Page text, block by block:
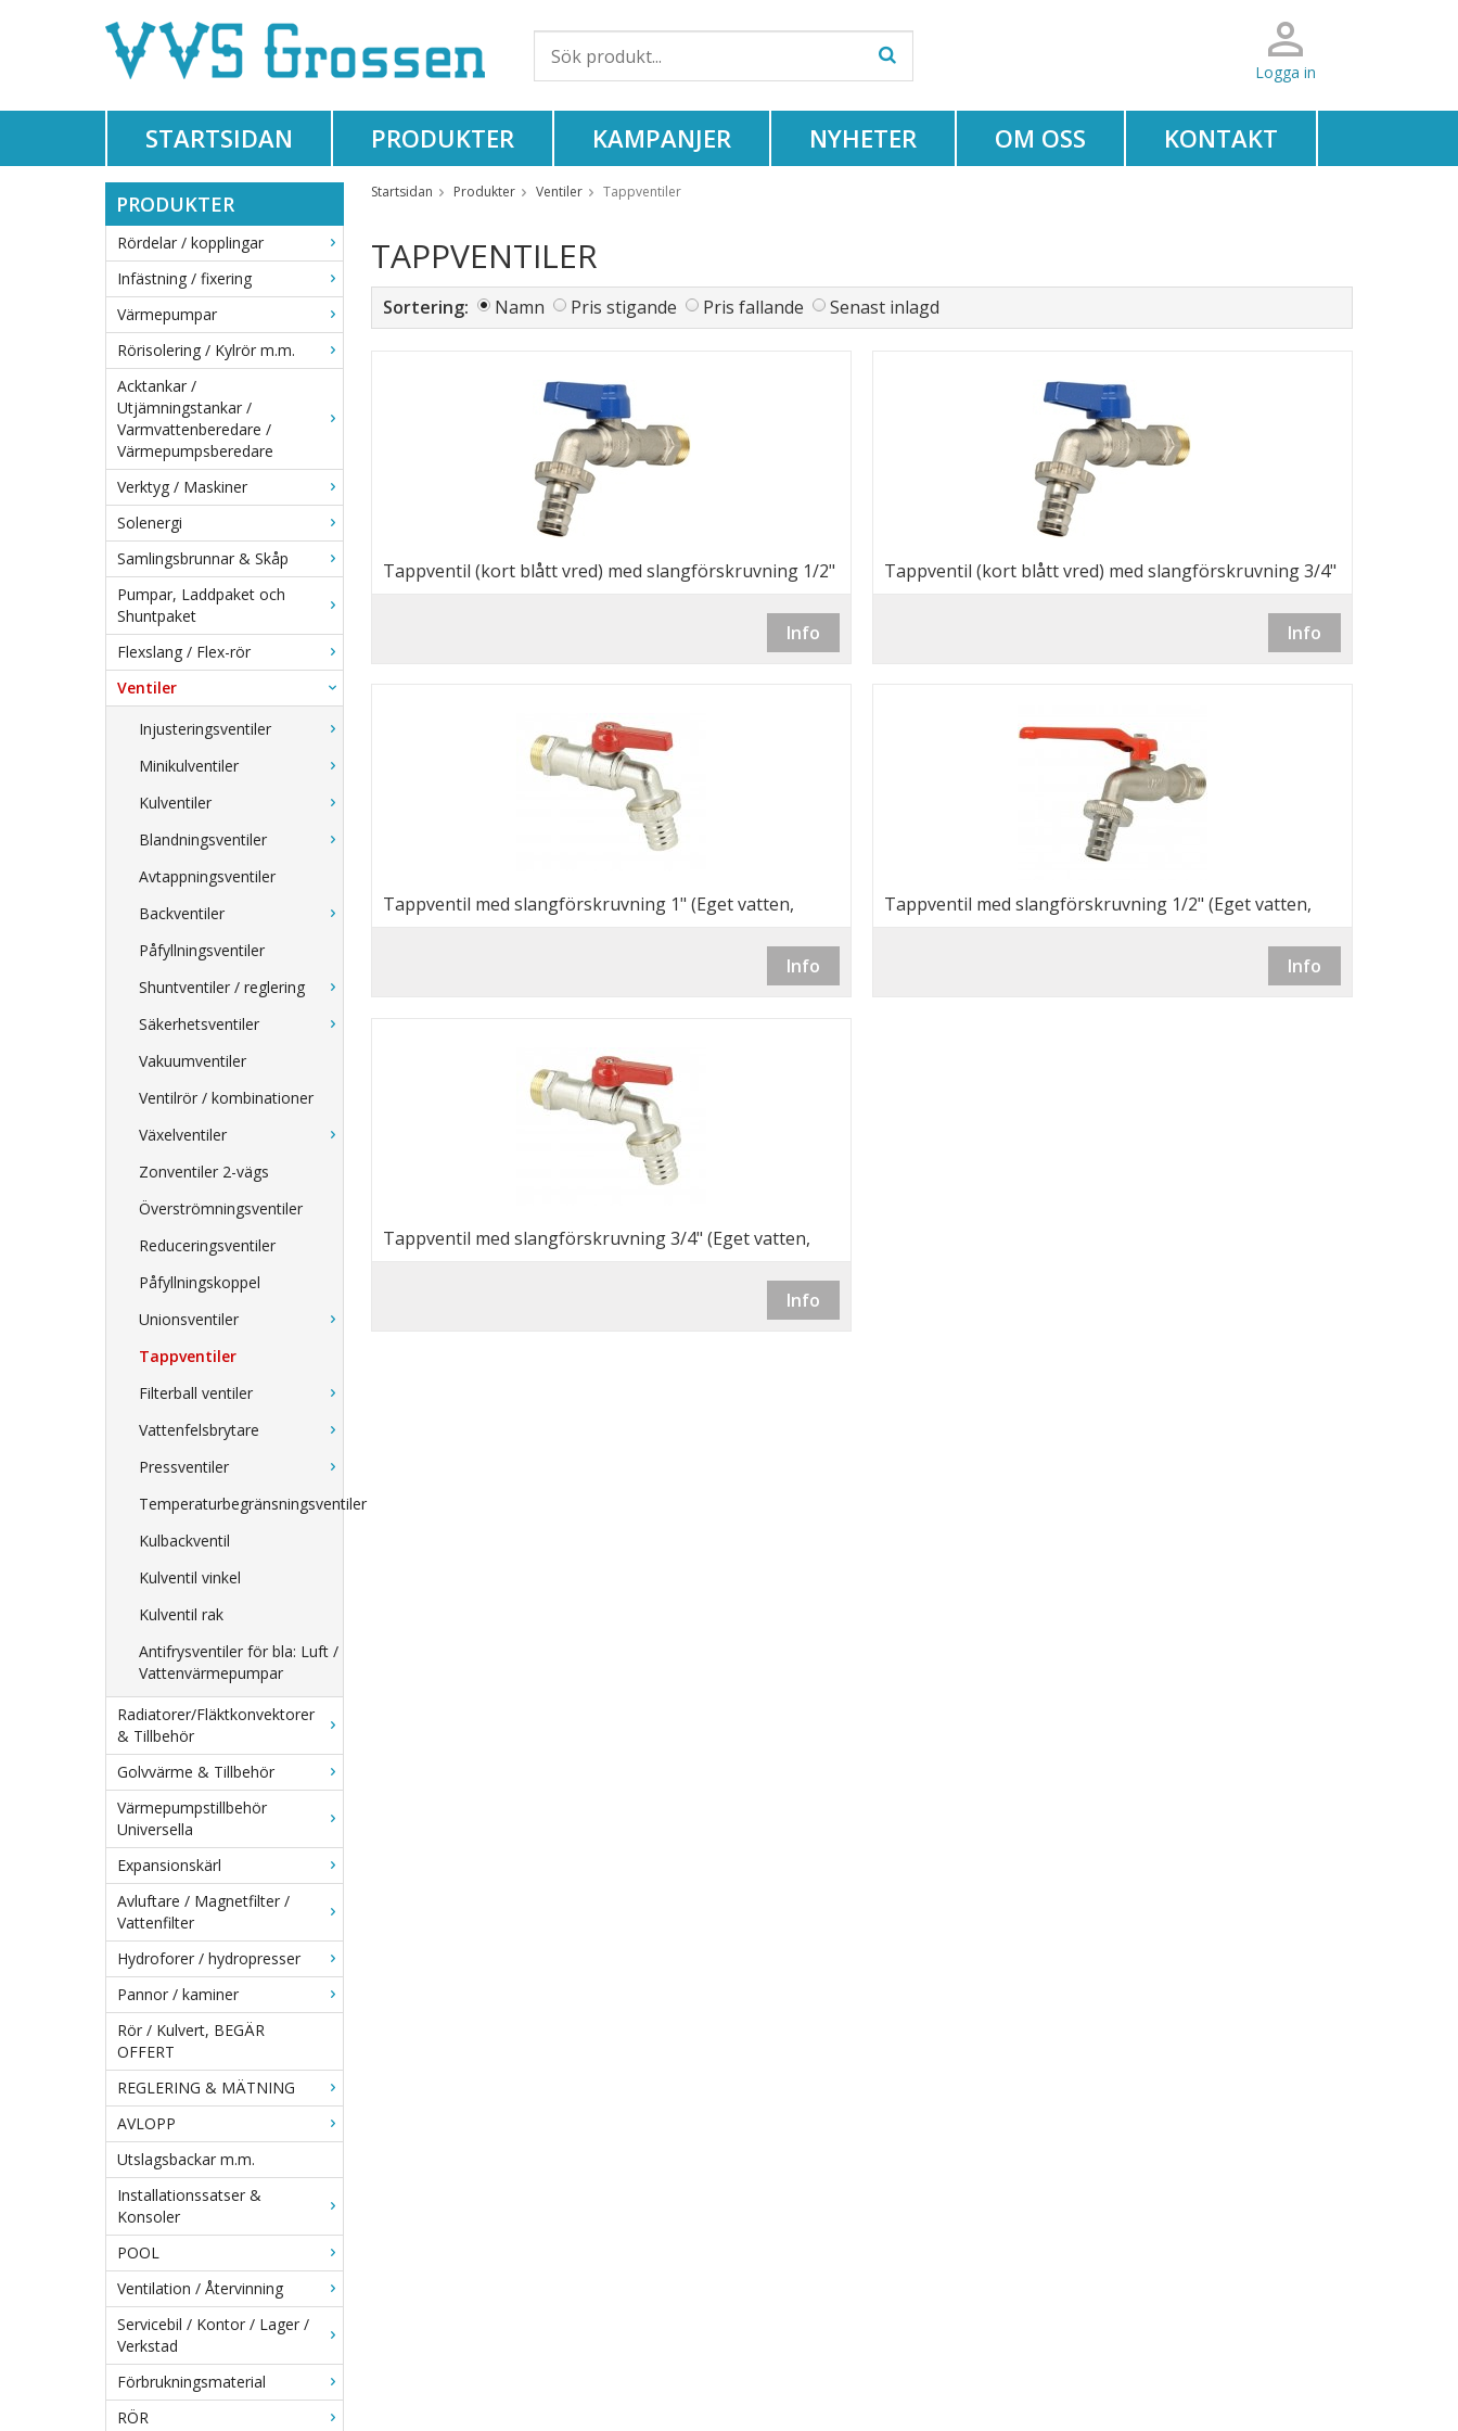
Logga in
STARTSIDAN PRODUKTER KAMPANJER NYHETER OM OSS KONTAKT
PRODUKTER
Rördelar / kopplingar
Infästning / fixering
Värmepumpar
Rörisolering / Kylrör m.m.
Acktankar /
Utjämningstankar /
Varmvattenberedare /
Värmepumpsberedare
Verktyg / Maskiner
Solenergi
Samlingsbrunnar & Skåp
Pumpar, Laddpaket och
Shuntpaket
Flexslang / Flex-rör
Ventiler
Injusteringsventiler
Minikulventiler
Kulventiler
Blandningsventiler
Avtappningsventiler
Backventiler
Påfyllningsventiler
Shuntventiler / reglering
Säkerhetsventiler
Vakuumventiler
Ventilrör / kombinationer
Växelventiler
Zonventiler 2-vägs
Överströmningsventiler
Reduceringsventiler
Påfyllningskoppel
Unionsventiler
Tappventiler
Filterball ventiler
Vattenfelsbrytare
Pressventiler
Temperaturbegränsningsventiler
Kulbackventil
Kulventil vinkel
Kulventil rak
Antifrysventiler för bla: Luft /
Vattenvärmepumpar
Radiatorer/Fläktkonvektorer
& Tillbehör
Golvvärme & Tillbehör
Värmepumpstillbehör
Universella
Expansionskärl
Avluftare / Magnetfilter /
Vattenfilter
Hydroforer / hydropresser
Pannor / kaminer
Rör / Kulvert, BEGÄR
OFFERT
REGLERING & MÄTNING
AVLOPP
Utslagsbackar m.m.
Installationssatser &
Konsoler
POOL
Ventilation / Återvinning
Servicebil / Kontor / Lager /
Verkstad
Förbrukningsmaterial
RÖR
Startsidan Produkter Ventiler Tappventiler
TAPPVENTILER
Sortering: Namn Pris stigande Pris fallande Senast inlagd
Tappventil (kort blått vred) med slangförskruvning 1/2"
Info
Tappventil (kort blått vred) med slangförskruvning 3/4"
Info
Tappventil med slangförskruvning 1" (Eget vatten,
Info
Tappventil med slangförskruvning 1/2" (Eget vatten,
Info
Tappventil med slangförskruvning 3/4" (Eget vatten,
Info